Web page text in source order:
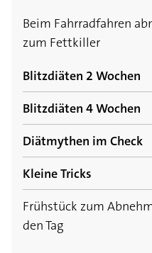
Beim Fahrradfahren
zum Fettkiller
Blitzdiäten 2 Wochen
Kohlsuppendiät:
abnehmen mit der
Richtig heilfasten:
gesunde Kur
Blitzdiäten 4 Wochen
5:2-Diät: Schlemmen
Abnehmstrategie
Diätmythen im Check
Mit Avocado
Mit Light-Produkten
gesund?
Kleine Tricks
Heißhunger auf
Attacken
Frühstück zum
den Tag